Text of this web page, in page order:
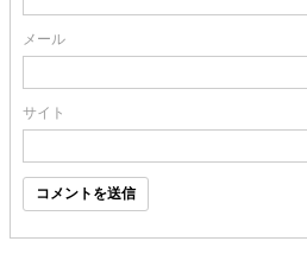
メール
サイト